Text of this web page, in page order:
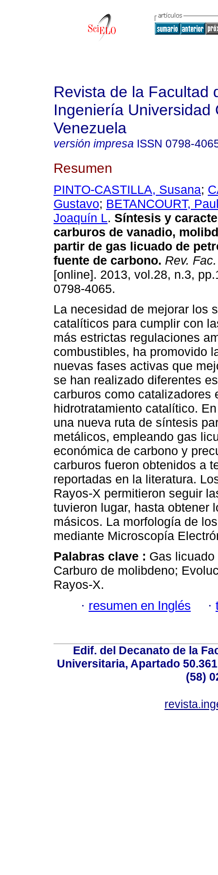
Revista de la Facultad
Ingeniería Universidad
Venezuela
versión impresa ISSN 0798-
Resumen
PINTO-CASTILLA, Susana;
Gustavo; BETANCOURT,
Joaquín L. Síntesis y
carburos de vanadio,
partir de gas licuado de
fuente de carbono. Rev.
[online]. 2013, vol.28, n.3,
0798-4065.
La necesidad de mejorar los
catalíticos para cumplir con
más estrictas regulaciones
combustibles, ha promovido
nuevas fases activas que
se han realizado diferentes
carburos como
hidrotratamiento catalítico.
una nueva ruta de síntesis
metálicos, empleando gas
económica de carbono y
carburos fueron obtenidos a
reportadas en la literatura.
Rayos-X permitieron seguir
tuvieron lugar, hasta obtener
másicos. La morfología de
mediante Microscopía
Palabras clave : Gas
Carburo de molibdeno;
Rayos-X.
· resumen en Inglés ·
Edif. del Decanato de la
Universitaria, Apartado
(58)